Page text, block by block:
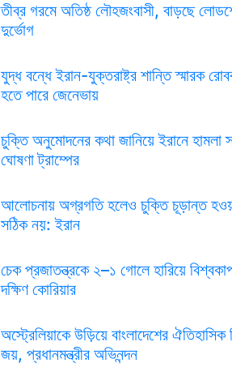
তীব্র গরমে অতিষ্ঠ লৌহজংবাসী, বাড়ছে
দুর্ভোগ
যুদ্ধ বন্ধে ইরান-যুক্তরাষ্ট্র শান্তি স্মারক
হতে পারে জেনেভায়
চুক্তি অনুমোদনের কথা জানিয়ে ইরানে হামলা
ঘোষণা ট্রাম্পের
আলোচনায় অগ্রগতি হলেও চুক্তি চূড়ান্ত
সঠিক নয়: ইরান
চেক প্রজাতন্ত্রকে ২–১ গোলে হারিয়ে
দক্ষিণ কোরিয়ার
অস্ট্রেলিয়াকে উড়িয়ে বাংলাদেশের ঐতিহাসিক
জয়, প্রধানমন্ত্রীর অভিনন্দন